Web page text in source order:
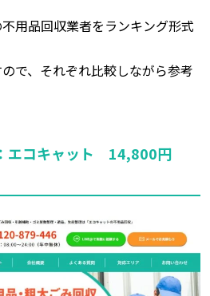
用品回収業者をランキング形式
で、それぞれ比較しながら参考
エコキャット 14,800円